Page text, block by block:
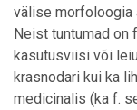
välise morfoloogia
Neist tuntumad on
kasutusviisi või
krasnodari kui ka
medicinalis (ka f.